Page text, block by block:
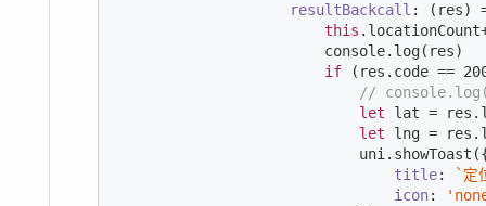
resultBackcall : ( res)
this
console.log(res)
if (res.code ==
//
let lat =
let lng =
title:
`定
icon: